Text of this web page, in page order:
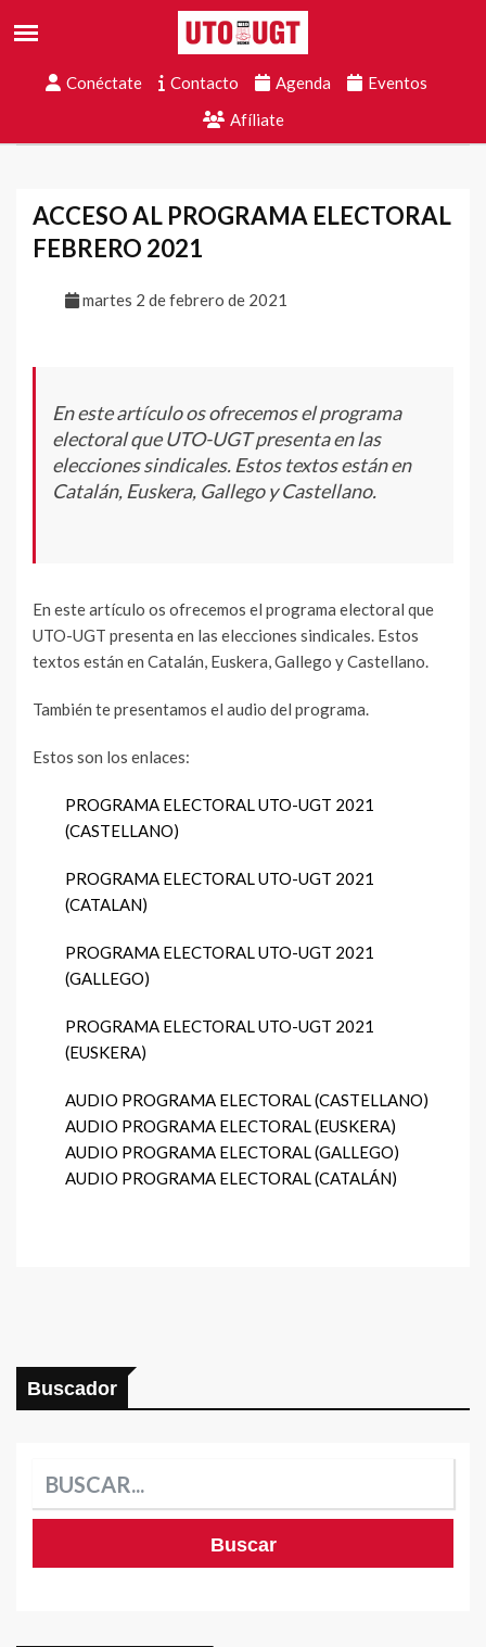
Conéctate Contacto Agenda
Eventos
Afíliate
ACCESO AL PROGRAMA ELECTORAL
FEBRERO 2021
martes 2 de febrero de 2021
En este artículo os ofrecemos el programa
electoral que UTO-UGT presenta en las
elecciones sindicales. Estos textos están en
Catalán, Euskera, Gallego y Castellano.
En este artículo os ofrecemos el programa electoral que
UTO-UGT presenta en las elecciones sindicales. Estos
textos están en Catalán, Euskera, Gallego y Castellano.
También te presentamos el audio del programa.
Estos son los enlaces:
PROGRAMA ELECTORAL UTO-UGT 2021
(CASTELLANO)
PROGRAMA ELECTORAL UTO-UGT 2021
(CATALAN)
PROGRAMA ELECTORAL UTO-UGT 2021
(GALLEGO)
PROGRAMA ELECTORAL UTO-UGT 2021
(EUSKERA)
AUDIO PROGRAMA ELECTORAL (CASTELLANO)
AUDIO PROGRAMA ELECTORAL (EUSKERA)
AUDIO PROGRAMA ELECTORAL (GALLEGO)
AUDIO PROGRAMA ELECTORAL (CATALÁN)
Buscador